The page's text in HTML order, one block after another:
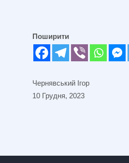
Поширити
Чернявський Ігор
10 Грудня, 2023